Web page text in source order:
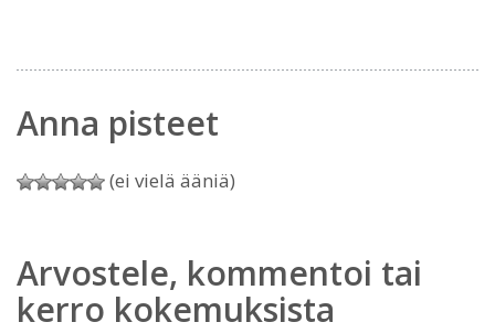
Anna pisteet
(ei vielä ääniä)
Arvostele, kommentoi tai
kerro kokemuksista